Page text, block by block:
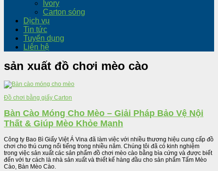
Ivory
Carton sóng
Dịch vụ
Tin tức
Tuyển dụng
Liên hệ
sản xuất đồ chơi mèo cào
Đồ chơi bằng giấy Carton
Bàn Cào Móng Cho Mèo – Giải Pháp Bảo Vệ Nội
Thất & Giúp Mèo Khỏe Mạnh
Công ty Bao Bì Giấy Việt Á Vina đã làm việc với nhiều thương hiệu cung cấp đồ
chơi cho thú cưng nổi tiếng trong nhiều năm. Chúng tôi đã có kinh nghiệm
trong việc sản xuất các sản phẩm đồ chơi mèo cào bằng bìa cứng và được biết
đến với tư cách là nhà sản xuất và thiết kế hàng đầu cho sản phẩm Tấm Mèo
Cào, Bàn Mèo Cào.